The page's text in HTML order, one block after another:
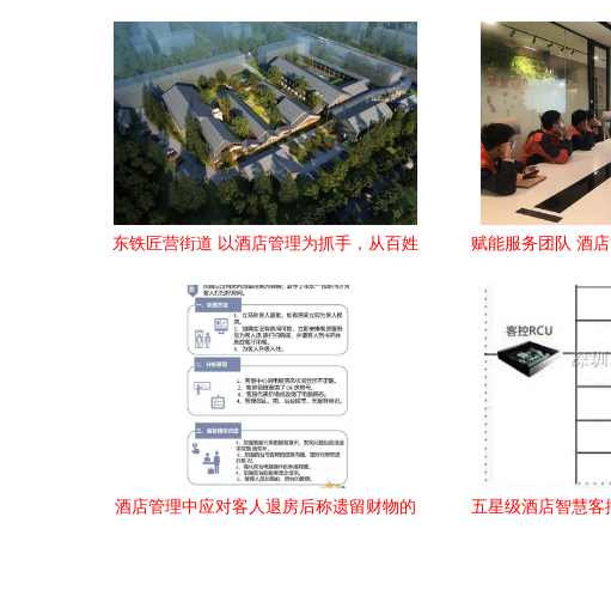
东铁匠营街道 以酒店管理为抓手，从百姓
赋能服务团队 酒
酒店管理中应对客人退房后称遗留财物的
五星级酒店智慧